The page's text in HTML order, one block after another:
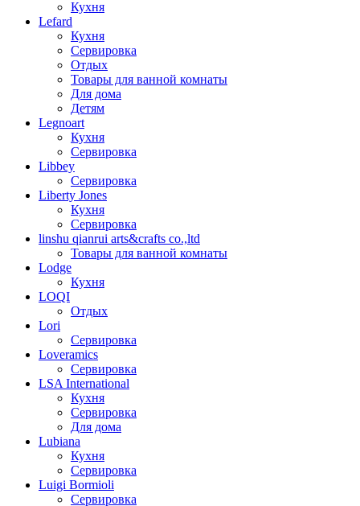
Кухня
Lefard
Кухня
Сервировка
Отдых
Товары для ванной комнаты
Для дома
Детям
Legnoart
Кухня
Сервировка
Libbey
Сервировка
Liberty Jones
Кухня
Сервировка
linshu qianrui arts&crafts co.,ltd
Товары для ванной комнаты
Lodge
Кухня
LOQI
Отдых
Lori
Сервировка
Loveramics
Сервировка
LSA International
Кухня
Сервировка
Для дома
Lubiana
Кухня
Сервировка
Luigi Bormioli
Сервировка